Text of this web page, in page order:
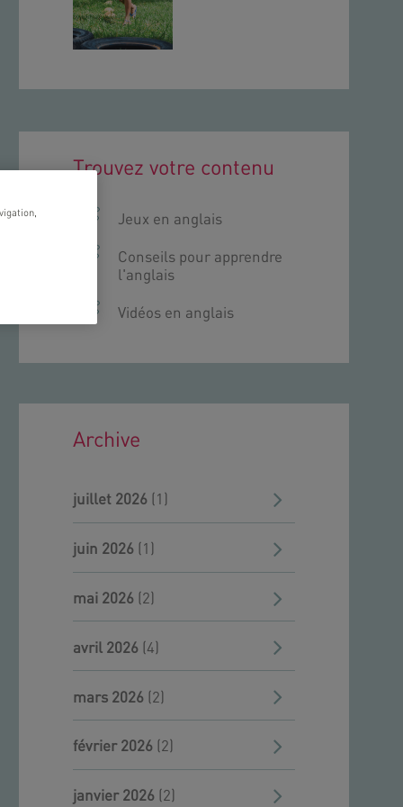
Trouvez votre contenu
Jeux en anglais
Conseils pour apprendre
l'anglais
Vidéos en anglais
Archive
juillet 2026 (1)
juin 2026 (1)
mai 2026 (2)
avril 2026 (4)
mars 2026 (2)
février 2026 (2)
janvier 2026 (2)